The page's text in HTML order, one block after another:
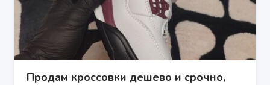
Продам кроссовки дешево и срочно,